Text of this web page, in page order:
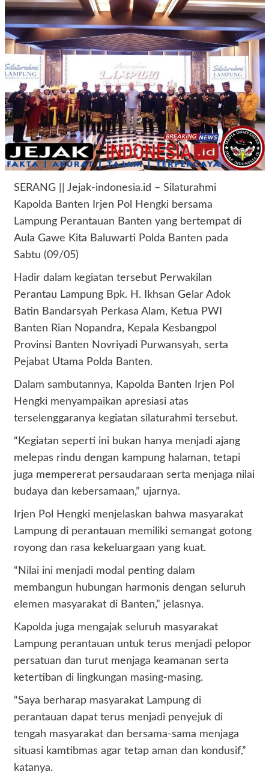
SERANG || Jejak-indonesia.id – Silaturahmi
Kapolda Banten Irjen Pol Hengki bersama
Lampung Perantauan Banten yang bertempat di
Aula Gawe Kita Baluwarti Polda Banten pada
Sabtu (09/05)
Hadir dalam kegiatan tersebut Perwakilan
Perantau Lampung Bpk. H. Ikhsan Gelar Adok
Batin Bandarsyah Perkasa Alam, Ketua PWI
Banten Rian Nopandra, Kepala Kesbangpol
Provinsi Banten Novriyadi Purwansyah, serta
Pejabat Utama Polda Banten.
Dalam sambutannya, Kapolda Banten Irjen Pol
Hengki menyampaikan apresiasi atas
terselenggaranya kegiatan silaturahmi tersebut.
“Kegiatan seperti ini bukan hanya menjadi ajang
melepas rindu dengan kampung halaman, tetapi
juga mempererat persaudaraan serta menjaga nilai
budaya dan kebersamaan,” ujarnya.
Irjen Pol Hengki menjelaskan bahwa masyarakat
Lampung di perantauan memiliki semangat gotong
royong dan rasa kekeluargaan yang kuat.
“Nilai ini menjadi modal penting dalam
membangun hubungan harmonis dengan seluruh
elemen masyarakat di Banten,” jelasnya.
Kapolda juga mengajak seluruh masyarakat
Lampung perantauan untuk terus menjadi pelopor
persatuan dan turut menjaga keamanan serta
ketertiban di lingkungan masing-masing.
“Saya berharap masyarakat Lampung di
perantauan dapat terus menjadi penyejuk di
tengah masyarakat dan bersama-sama menjaga
situasi kamtibmas agar tetap aman dan kondusif,”
katanya.